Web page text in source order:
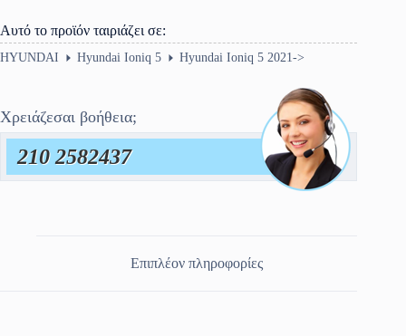
Αυτό το προϊόν ταιριάζει σε:
HYUNDAI Hyundai Ioniq 5 Hyundai Ioniq 5 2021->
Χρειάζεσαι βοήθεια;
210 2582437
Επιπλέον πληροφορίες